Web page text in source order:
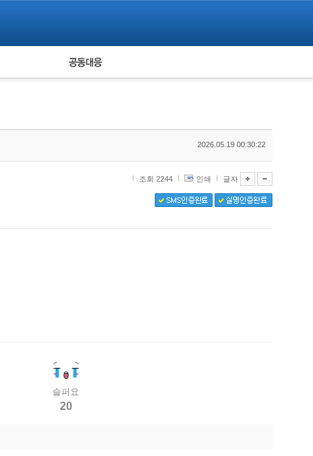
피해자 공동대응
2026.05.19 00:30:22
조회 2244 인쇄 글자
슬퍼요
20